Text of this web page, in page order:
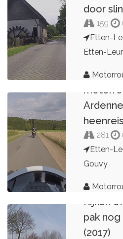
door
159
Etten-
Etten-Leur
heenreis
281
Etten-
Gouvy
Kijken
pak
(2017)